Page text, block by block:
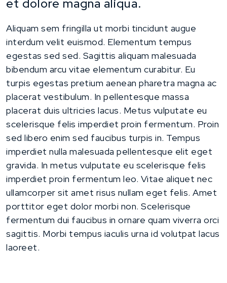
et dolore magna aliqua.
Aliquam sem fringilla ut morbi tincidunt augue
interdum velit euismod. Elementum tempus
egestas sed sed. Sagittis aliquam malesuada
bibendum arcu vitae elementum curabitur. Eu
turpis egestas pretium aenean pharetra magna ac
placerat vestibulum. In pellentesque massa
placerat duis ultricies lacus. Metus vulputate eu
scelerisque felis imperdiet proin fermentum. Proin
sed libero enim sed faucibus turpis in. Tempus
imperdiet nulla malesuada pellentesque elit eget
gravida. In metus vulputate eu scelerisque felis
imperdiet proin fermentum leo. Vitae aliquet nec
ullamcorper sit amet risus nullam eget felis. Amet
porttitor eget dolor morbi non. Scelerisque
fermentum dui faucibus in ornare quam viverra orci
sagittis. Morbi tempus iaculis urna id volutpat lacus
laoreet.